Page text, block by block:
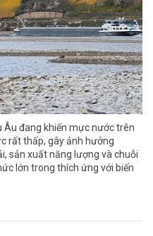
Âu đang khiến mực nước trên
rất thấp, gây ảnh hưởng
sản xuất năng lượng và chuỗi
lớn trong thích ứng với biến